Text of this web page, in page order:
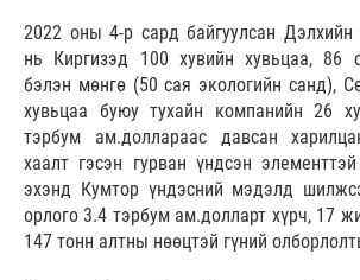
2022 оны 4-р сард байгуулсан Дэлхийн
нь Киргизэд 100 хувийн хувьцаа, 86
бэлэн мөнгө (50 сая экологийн санд),
хувьцаа буюу тухайн компанийн 26
тэрбум ам.доллараас давсан
хаалт гэсэн гурван үндсэн
эхэнд Кумтор үндэсний мэдэлд
орлого 3.4 тэрбум ам.долларт хүрч, 17
147 тонн алтны нөөцтэй гүний